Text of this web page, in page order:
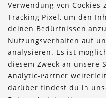
Über uns
Bestellungen
Kontakt & Hilfe
FOLLOW
Verwendung von Cookies
Tracking Pixel, um den
deinen Bedürfnissen
Nutzungsverhalten auf
analysieren. Es ist
diesem Zweck an unsere
Analytic-Partner
darüber findest du in